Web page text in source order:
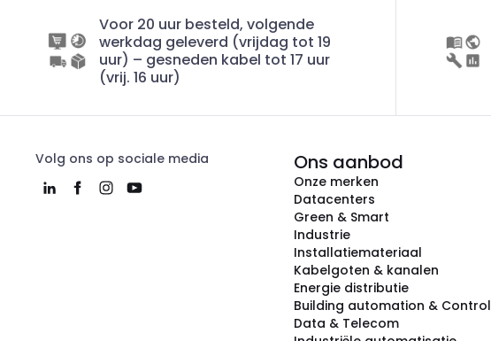
Voor 20 uur besteld, volgende
werkdag geleverd (vrijdag tot 19
uur) – gesneden kabel tot 17 uur
(vrij. 16 uur)
Volg ons op sociale media Ons aanbod
Onze merken
Datacenters
Green & Smart
Industrie
Installatiemateriaal
Kabelgoten & kanalen
Energie distributie
Building automation & Control
Data & Telecom